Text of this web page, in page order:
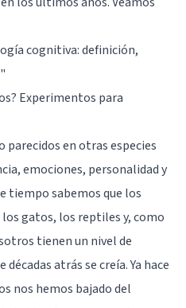
cognitiva: definición,
Experimentos para
parecidos en otras especies
emociones, personalidad y
tiempo sabemos que los
gatos, los reptiles y, como
tienen un nivel de
atrás se creía. Ya hace
nos hemos bajado del